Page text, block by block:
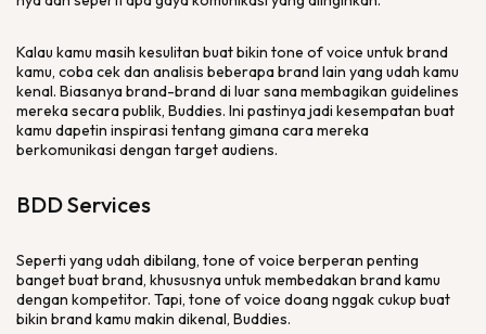
Kalau kamu masih kesulitan buat bikin tone of voice untukbrand
kamu, coba cek dan analisis beberapabrandlain yang udah kamu
kenal. Biasanyabrand-branddi luar sana membagikan guidelines
mereka secara publik, Buddies. Ini pastinya jadi kesempatan buat
kamu dapetin inspirasi tentang gimana cara mereka
berkomunikasi dengan target audiens.
BDDServices
Seperti yang udah dibilang, tone of voice berperan penting
banget buatbrand, khususnya untuk membedakan brandkamu
dengan kompetitor. Tapi, tone of voice doang nggak cukup buat
bikin brandkamu makin dikenal, Buddies.